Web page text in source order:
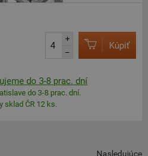
+
–
Kúpiť
do 3-8 prac. dní
do 3-8 prac. dní.
sklad ČR 12 ks.
Nasledujúce